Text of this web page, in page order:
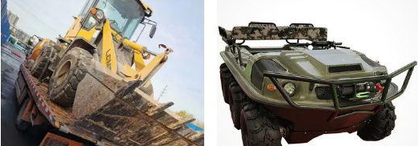
车
，转向灵活且便于收纳。
户外长距离使用：
四轮助行车 或带座助行车
分型号配有储物篮满足购物需求。
需要动力辅助：
电动助行车
适合体力有限但活动范围较大
的场景，但需注意充电条件和路面适应性。
两轮助行车适合有一定平衡能力的用户，特点是重量轻、操控